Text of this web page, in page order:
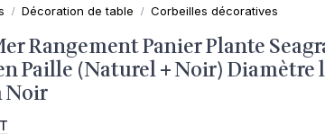
Décoration de table Corbeilles décoratives
Rangement Panier Plante
Paille (Naturel + Noir) Diamètre
Noir